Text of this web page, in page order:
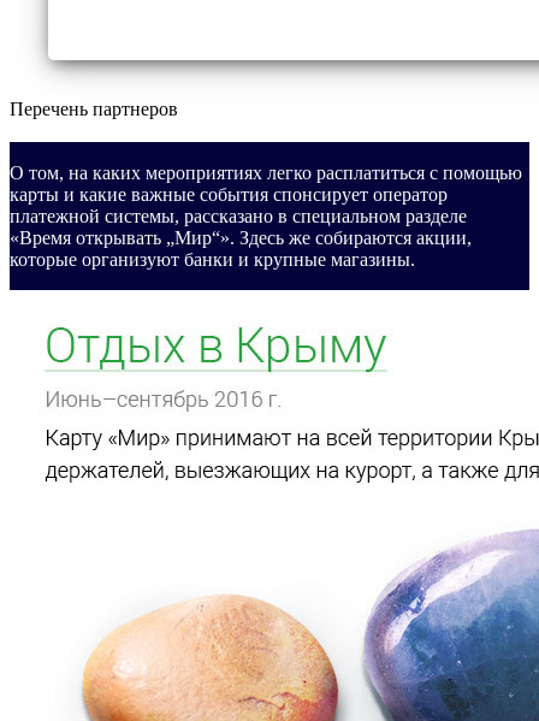
Перечень партнеров
О том, на каких мероприятиях легко расплатиться с помощью
карты и какие важные события спонсирует оператор
платежной системы, рассказано в специальном разделе
«Время открывать „Мир“». Здесь же собираются акции,
которые организуют банки и крупные магазины.